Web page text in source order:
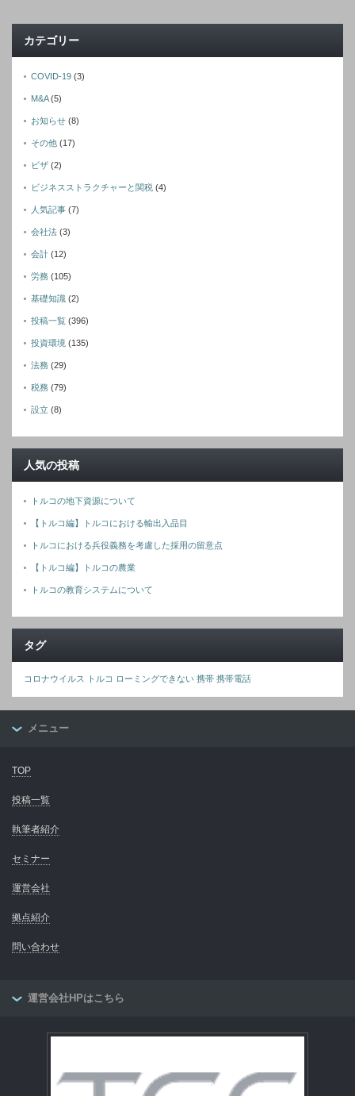
カテゴリー
COVID-19 (3)
M&A(5)
お知らせ (8)
その他 (17)
ビザ (2)
ビジネスストラクチャーと関税 (4)
人気記事 (7)
会社法 (3)
会計 (12)
労務 (105)
基礎知識 (2)
投稿一覧 (396)
投資環境 (135)
法務 (29)
税務 (79)
設立 (8)
人気の投稿
トルコの地下資源について
【トルコ編】トルコにおける輸出入品目
トルコにおける兵役義務を考慮した採用の留意点
【トルコ編】トルコの農業
トルコの教育システムについて
タグ
コロナウイルス トルコ ローミングできない 携帯 携帯電話
メニュー
TOP
投稿一覧
執筆者紹介
セミナー
運営会社
拠点紹介
問い合わせ
運営会社HPはこちら